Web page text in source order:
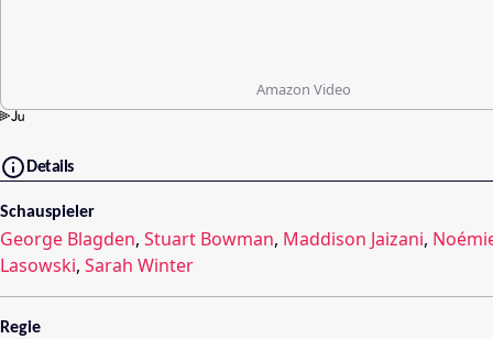
Amazon Video
Details
Schauspieler
George Blagden, Stuart Bowman, Maddison Jaizani,
Lasowski, Sarah Winter
Regie